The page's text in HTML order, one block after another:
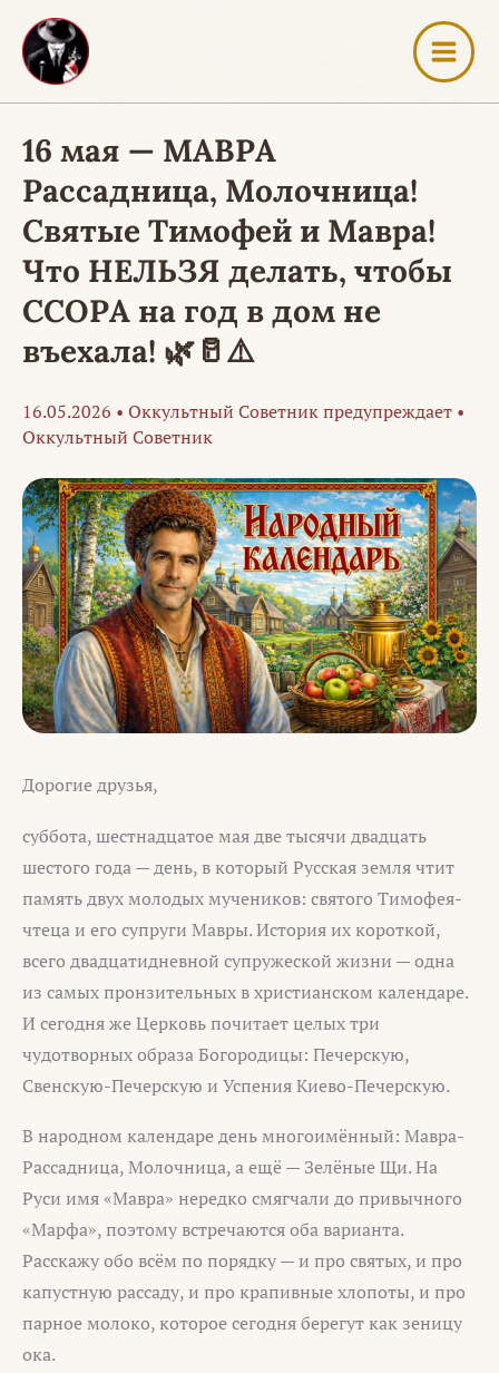
Перейти
содержимому
16 мая — МАВРА
Рассадница, Молочница!
Святые Тимофей и Мавра!
Что НЕЛЬЗЯ делать, чтобы
ССОРА на год в дом не
въехала! 🌿🥛⚠️
16.05.2026 • Оккультный Советник предупреждает •
Оккультный Советник
Дорогие друзья,
суббота, шестнадцатое мая две тысячи двадцать
шестого года — день, в который Русская земля чтит
память двух молодых мучеников: святого Тимофея-
чтеца и его супруги Мавры. История их короткой,
всего двадцатидневной супружеской жизни — одна
из самых пронзительных в христианском календаре.
И сегодня же Церковь почитает целых три
чудотворных образа Богородицы: Печерскую,
Свенскую-Печерскую и Успения Киево-Печерскую.
В народном календаре день многоимённый: Мавра-
Рассадница, Молочница, а ещё — Зелёные Щи. На
Руси имя «Мавра» нередко смягчали до привычного
«Марфа», поэтому встречаются оба варианта.
Расскажу обо всём по порядку — и про святых, и про
капустную рассаду, и про крапивные хлопоты, и про
парное молоко, которое сегодня берегут как зеницу
ока.